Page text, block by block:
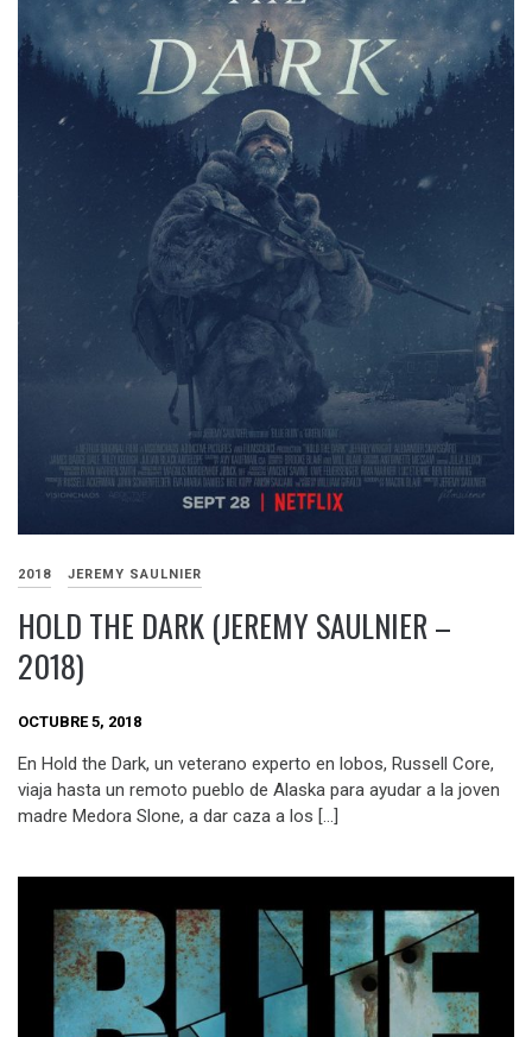
2018 JEREMY SAULNIER
HOLD THE DARK (JEREMY SAULNIER –
2018)
OCTUBRE 5, 2018
En Hold the Dark, un veterano experto en lobos, Russell Core,
viaja hasta un remoto pueblo de Alaska para ayudar a la joven
madre Medora Slone, a dar caza a los […]